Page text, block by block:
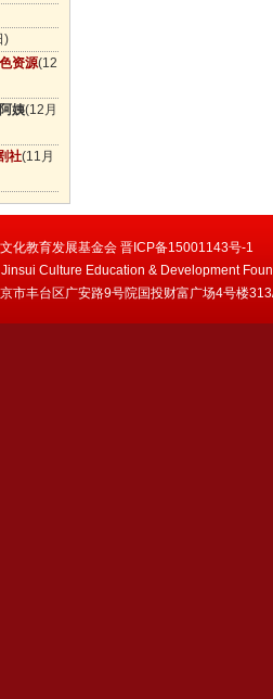
)
资源(12
姨(12月
社(11月
化教育发展基金会 晋ICP备15001143号-1
Culture Education & Development
市丰台区广安路9号院国投财富广场4号楼